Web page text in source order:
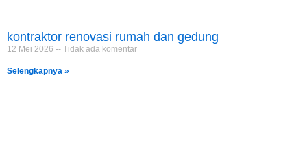
kontraktor renovasi rumah dan gedung
12 Mei 2026 Tidak ada komentar
Selengkapnya »